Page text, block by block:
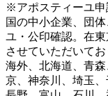
※アポスティーユ申
国の中小企業、団
ユ・公印確認。在
させていただいて
海外、北海道、青
京、神奈川、埼玉